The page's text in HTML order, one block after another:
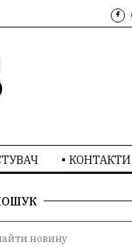
КОНТАКТИ